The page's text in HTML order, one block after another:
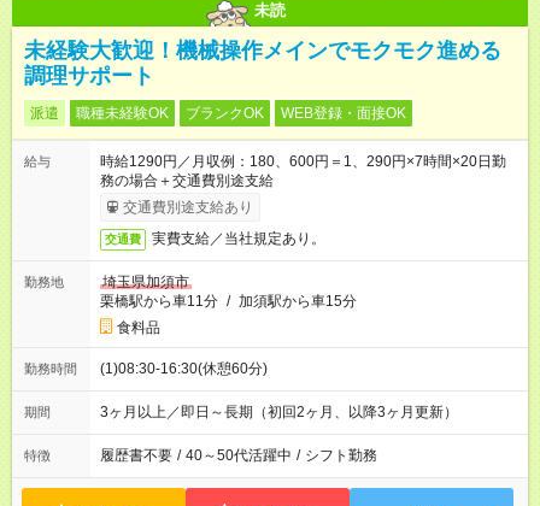
未読
未経験大歓迎！機械操作メインでモクモク進める
調理サポート
派遣 職種未経験OK ブランクOK WEB登録・面接OK
給与
時給1290円／月収例：180、600円＝1、290円×7時間×20日勤
務の場合＋交通費別途支給
交通費別途支給あり
交通費 実費支給／当社規定あり。
勤務地
埼玉県加須市
栗橋駅から車11分 / 加須駅から車15分
食料品
勤務時間 (1)08:30-16:30(休憩60分)
期間 3ヶ月以上／即日～長期（初回2ヶ月、以降3ヶ月更新）
特徴 履歴書不要 / 40～50代活躍中 / シフト勤務